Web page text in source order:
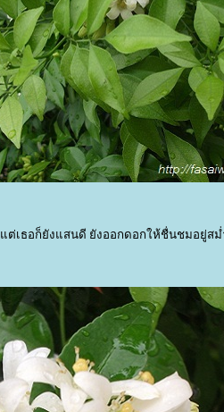
ต่เธอก็ยังแสนดี ยังออกดอกให้ชื่นชมอยู่สม่